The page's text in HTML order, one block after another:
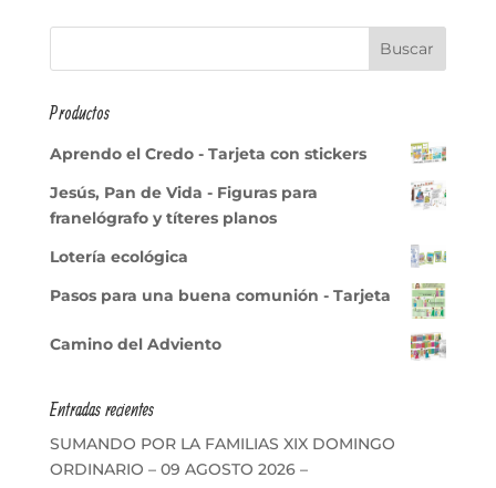
Productos
Aprendo el Credo - Tarjeta con stickers
Jesús, Pan de Vida - Figuras para
franelógrafo y títeres planos
Lotería ecológica
Pasos para una buena comunión - Tarjeta
Camino del Adviento
Entradas recientes
SUMANDO POR LA FAMILIAS XIX DOMINGO
ORDINARIO – 09 AGOSTO 2026 –